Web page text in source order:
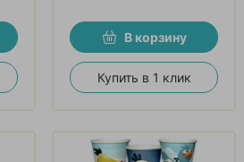
В корзину
Купить в 1 клик